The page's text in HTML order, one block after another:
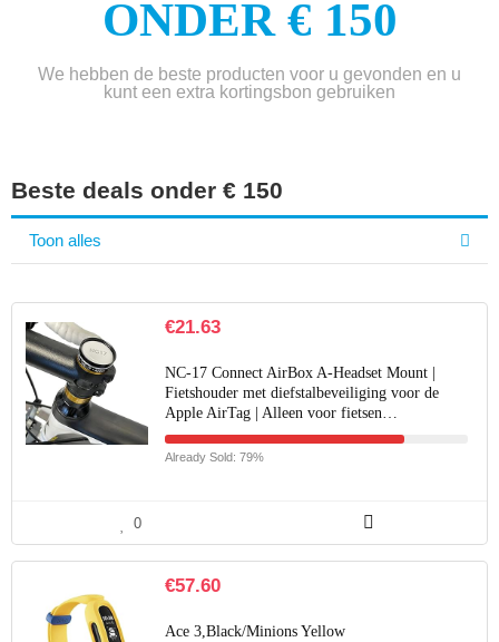
ONDER € 150
We hebben de beste producten voor u gevonden en u
kunt een extra kortingsbon gebruiken
Beste deals onder € 150
Toon alles
€21.63
NC-17 Connect AirBox A-Headset Mount |
Fietshouder met diefstalbeveiliging voor de
Apple AirTag | Alleen voor fietsen…
Already Sold: 79%
0
€57.60
Ace 3,Black/Minions Yellow